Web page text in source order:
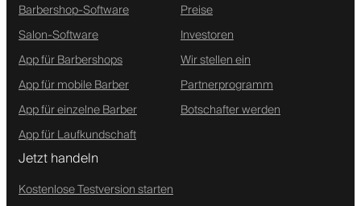
Barbershop-Software
Salon-Software
App für Barbershops
App für mobile Barber
App für einzelne Barber
App für Laufkundschaft
Preise
Investoren
Wir stellen ein
Partnerprogramm
Botschafter werden
Jetzt handeln
Kostenlose Testversion starten